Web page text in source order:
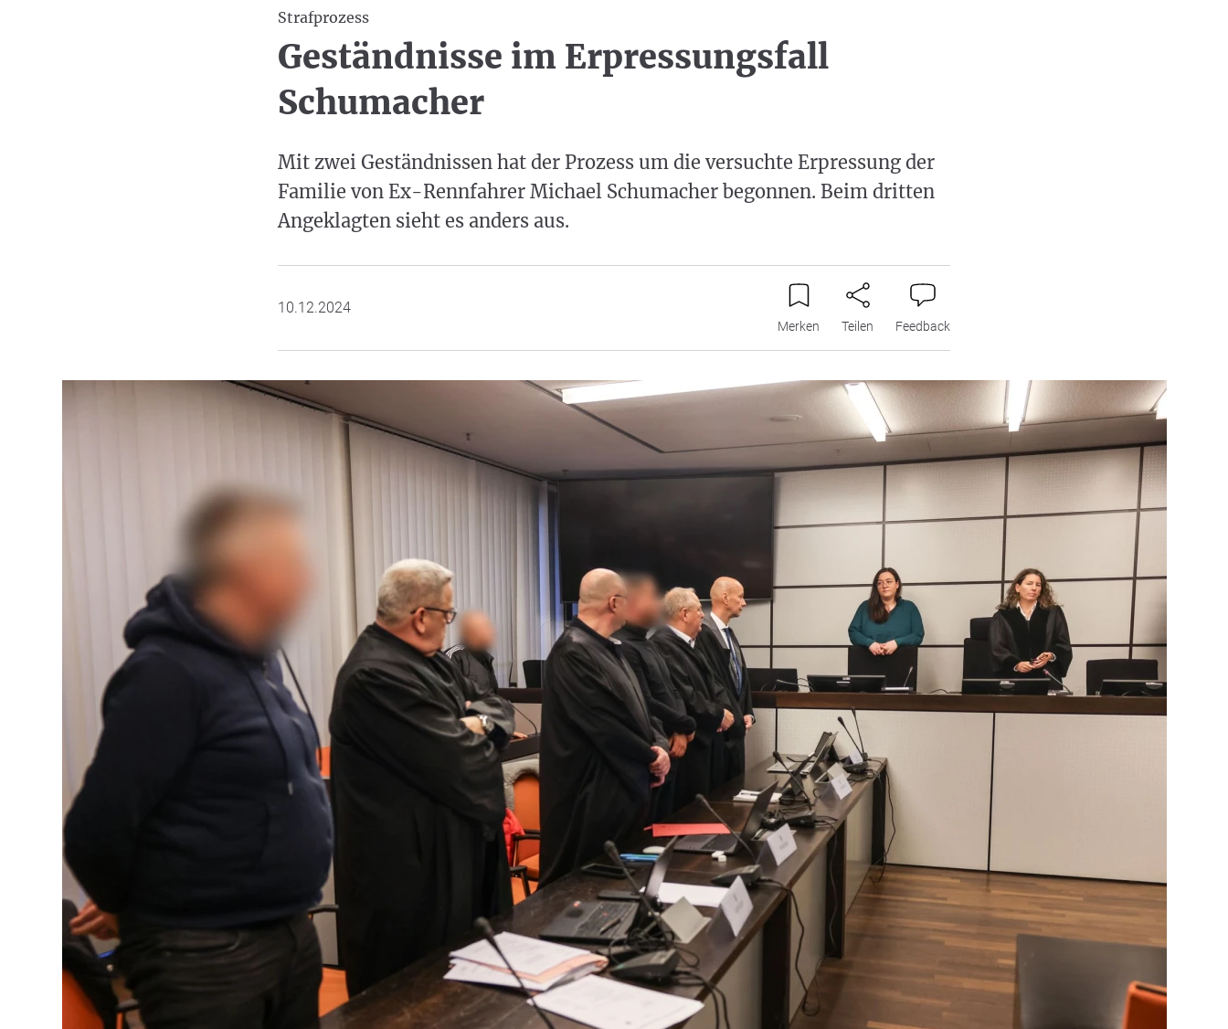
Strafprozess
Geständnisse im Erpressungsfall
Schumacher
Mit zwei Geständnissen hat der Prozess um die versuchte Erpressung der
Familie von Ex-Rennfahrer Michael Schumacher begonnen. Beim dritten
Angeklagten sieht es anders aus.
10.12.2024
Merken Teilen Feedback